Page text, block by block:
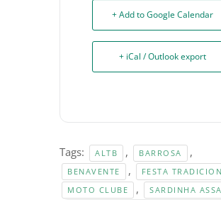
+ Add to Google Calendar
+ iCal / Outlook export
Tags: ALTB , BARROSA ,
BENAVENTE , FESTA
MOTO CLUBE , SARDINHA